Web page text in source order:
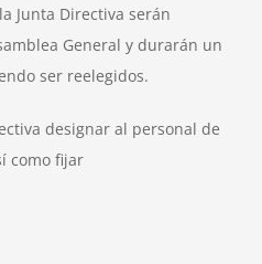
Junta Directiva serán
General y durarán un
ser reelegidos.
designar al personal de
como fijar